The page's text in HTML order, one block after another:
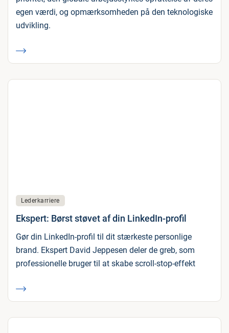
egen værdi, og opmærksomheden på den teknologiske
udvikling.
Lederkarriere
Ekspert: Børst støvet af din LinkedIn-profil
Gør din LinkedIn-profil til dit stærkeste personlige
brand. Ekspert David Jeppesen deler de greb, som
professionelle bruger til at skabe scroll-stop-effekt